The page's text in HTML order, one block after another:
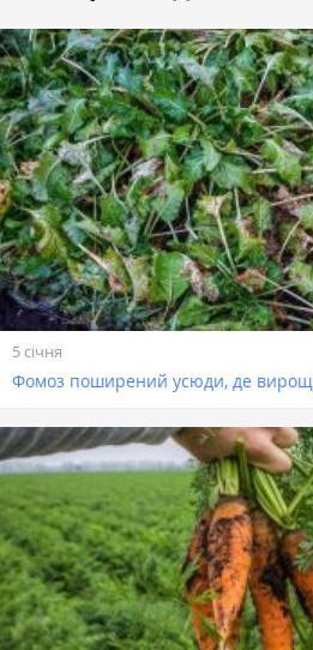
5 січня
Фомоз поширений усюди, де